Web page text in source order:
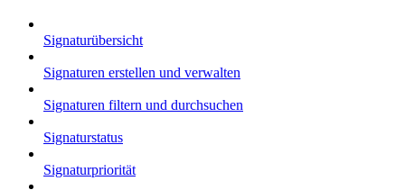
Signaturübersicht
Signaturen erstellen und verwalten
Signaturen filtern und durchsuchen
Signaturstatus
Signaturpriorität